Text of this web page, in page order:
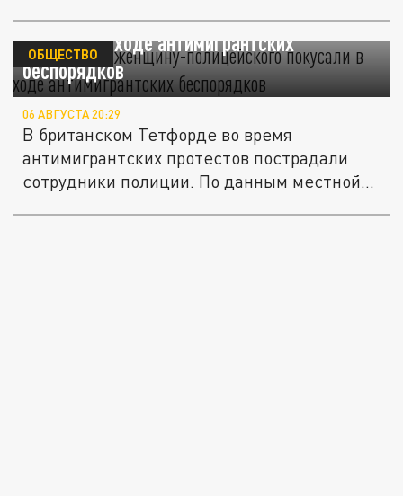
В Британии женщину-полицейского
покусали в ходе антимигрантских
беспорядков
ОБЩЕСТВО
06 АВГУСТА 20:29
В британском Тетфорде во время
антимигрантских протестов пострадали
сотрудники полиции. По данным местной...